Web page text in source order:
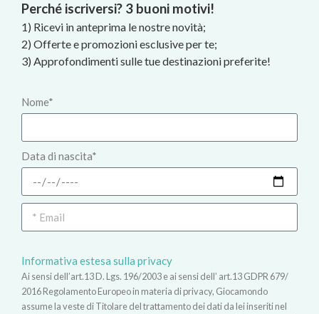
Perché iscriversi? 3 buoni motivi!
1) Ricevi in anteprima le nostre novità;
2) Offerte e promozioni esclusive per te;
3) Approfondimenti sulle tue destinazioni preferite!
Nome*
Data di nascita*
Informativa estesa sulla privacy
Ai sensi dell’art.13 D. Lgs. 196/2003 e ai sensi dell’ art.13 GDPR 679/
2016 Regolamento Europeo in materia di privacy, Giocamondo
assume la veste di Titolare del trattamento dei dati da lei inseriti nel